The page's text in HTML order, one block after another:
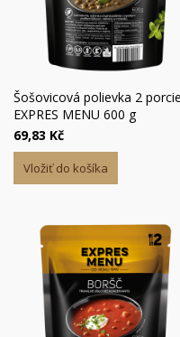
Šošovicová polievka 2 porcie
EXPRES MENU 600 g
69,83 Kč
Vložiť do košíka